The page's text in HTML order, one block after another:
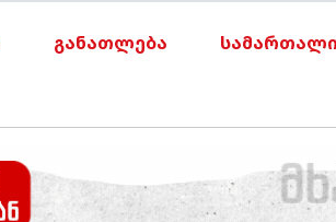
განათლება სამართალი